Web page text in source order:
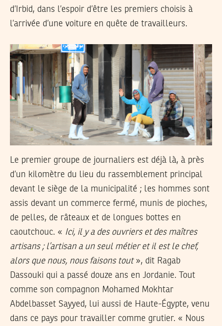
d’Irbid, dans l’espoir d’être les premiers choisis à
l’arrivée d’une voiture en quête de travailleurs.
Le premier groupe de journaliers est déjà là, à près
d’un kilomètre du lieu du rassemblement principal
devant le siège de la municipalité ; les hommes sont
assis devant un commerce fermé, munis de pioches,
de pelles, de râteaux et de longues bottes en
caoutchouc. « Ici, il y a des ouvriers et des maîtres
artisans ; l’artisan a un seul métier et il est le chef,
alors que nous, nous faisons tout», dit Ragab
Dassouki qui a passé douze ans en Jordanie. Tout
comme son compagnon Mohamed Mokhtar
Abdelbasset Sayyed, lui aussi de Haute-Égypte, venu
dans ce pays pour travailler comme grutier. « Nous